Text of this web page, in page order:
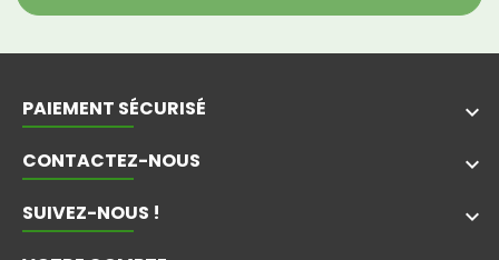
PAIEMENT SÉCURISÉ keyboard_arrow_down
CONTACTEZ-NOUS keyboard_arrow_down
SUIVEZ-NOUS ! keyboard_arrow_down